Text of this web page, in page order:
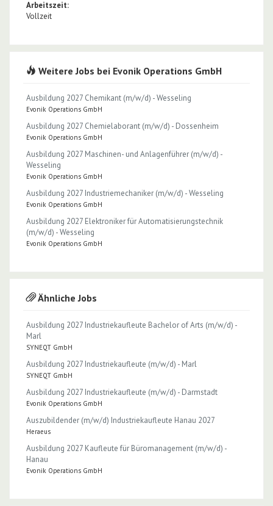
Arbeitszeit:
Vollzeit
Weitere Jobs bei Evonik Operations GmbH
Ausbildung 2027 Chemikant (m/w/d) - Wesseling
Evonik Operations GmbH
Ausbildung 2027 Chemielaborant (m/w/d) - Dossenheim
Evonik Operations GmbH
Ausbildung 2027 Maschinen- und Anlagenführer (m/w/d) -
Wesseling
Evonik Operations GmbH
Ausbildung 2027 Industriemechaniker (m/w/d) - Wesseling
Evonik Operations GmbH
Ausbildung 2027 Elektroniker für Automatisierungstechnik
(m/w/d) - Wesseling
Evonik Operations GmbH
Ähnliche Jobs
Ausbildung 2027 Industriekaufleute Bachelor of Arts (m/w/d) -
Marl
SYNEQT GmbH
Ausbildung 2027 Industriekaufleute (m/w/d) - Marl
SYNEQT GmbH
Ausbildung 2027 Industriekaufleute (m/w/d) - Darmstadt
Evonik Operations GmbH
Auszubildender (m/w/d) Industriekaufleute Hanau 2027
Heraeus
Ausbildung 2027 Kaufleute für Büromanagement (m/w/d) -
Hanau
Evonik Operations GmbH